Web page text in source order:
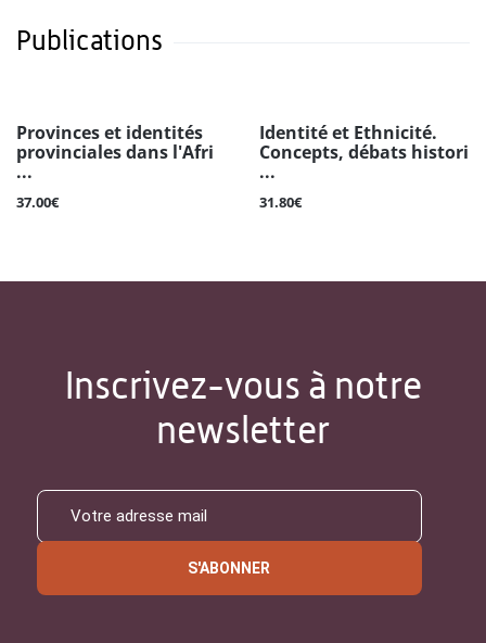
Publications
Provinces et identités
provinciales dans l'Afri
...
37.00€
Identité et Ethnicité.
Concepts, débats histori
...
31.80€
Inscrivez-vous à notre
newsletter
S'ABONNER